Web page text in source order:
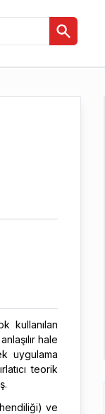
kullanılan
hale
uygulama
teorik
ve